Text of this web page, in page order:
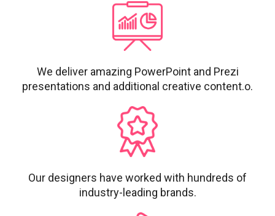
We deliver amazing PowerPoint and Prezi
presentations and additional creative content.o.
Our designers have worked with hundreds of
industry-leading brands.